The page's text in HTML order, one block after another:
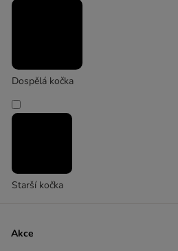
Dospělá kočka
Starší kočka
Akce